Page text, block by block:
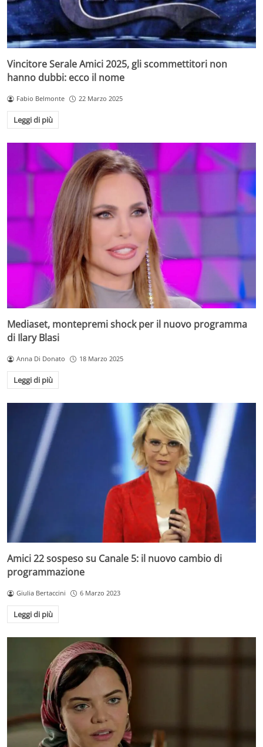
Vincitore Serale Amici 2025, gli scommettitori non
hanno dubbi: ecco il nome
Fabio Belmonte 22 Marzo 2025
Leggi di più
Mediaset, montepremi shock per il nuovo programma
di Ilary Blasi
Anna Di Donato 18 Marzo 2025
Leggi di più
Amici 22 sospeso su Canale 5: il nuovo cambio di
programmazione
Giulia Bertaccini 6 Marzo 2023
Leggi di più